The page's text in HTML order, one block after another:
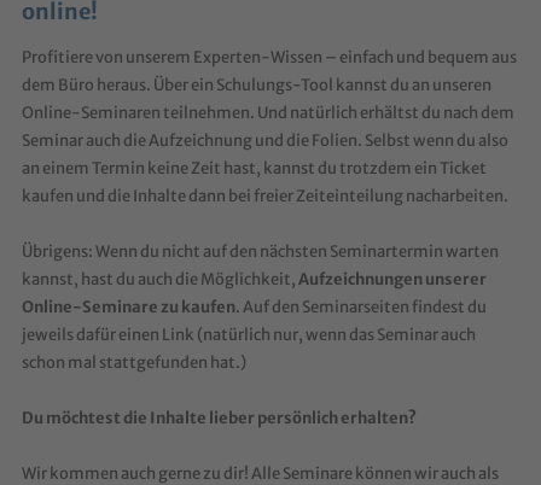
online!
Profitiere von unserem Experten-Wissen – einfach und bequem aus
dem Büro heraus. Über ein Schulungs-Tool kannst du an unseren
Online-Seminaren teilnehmen. Und natürlich erhältst du nach dem
Seminar auch die Aufzeichnung und die Folien. Selbst wenn du also
an einem Termin keine Zeit hast, kannst du trotzdem ein Ticket
kaufen und die Inhalte dann bei freier Zeiteinteilung nacharbeiten.
Übrigens: Wenn du nicht auf den nächsten Seminartermin warten
kannst, hast du auch die Möglichkeit,Aufzeichnungen unserer
Online-Seminare zu kaufen. Auf den Seminarseiten findest du
jeweils dafür einen Link (natürlich nur, wenn das Seminar auch
schon mal stattgefunden hat.)
Du möchtest die Inhalte lieber persönlich erhalten?
Wir kommen auch gerne zu dir! Alle Seminare können wir auch als